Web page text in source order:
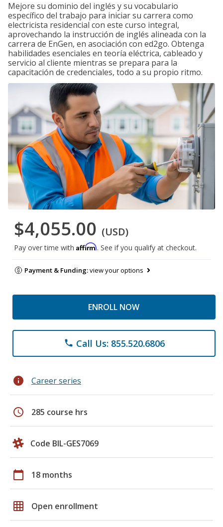
Mejore su dominio del inglés y su vocabulario
específico del trabajo para iniciar su carrera como
electricista residencial con este curso integral,
aprovechando la instrucción de inglés alineada con la
carrera de EnGen, en asociación con ed2go. Obtenga
habilidades esenciales en teoría eléctrica, cableado y
servicio al cliente mientras se prepara para la
capacitación de credenciales, todo a su propio ritmo.
$4,055.00 (USD)
Pay over time with Affirm. See if you qualify at checkout.
Payment & Funding:view your options
ENROLL NOW
phone Call Us: 855.520.6806
info Career series
schedule 285 course hrs
Code BIL-GES7069
calendar_today 18 months
grid_on Open enrollment